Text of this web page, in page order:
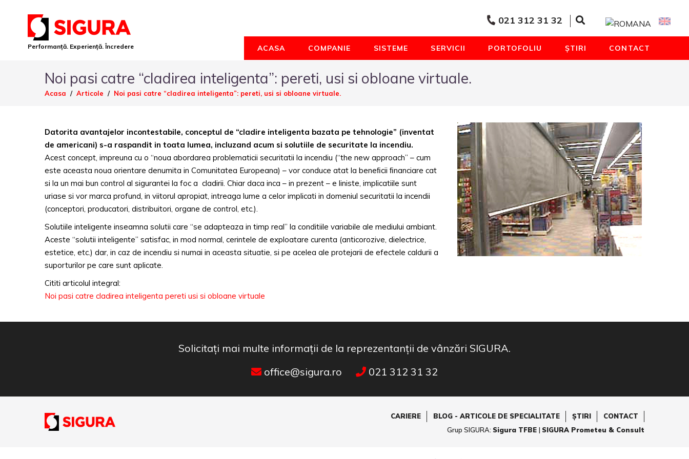
Performanță. Experiență. Încredere
021 312 31 32
ACASA COMPANIE SISTEME SERVICII PORTOFOLIU ȘTIRI CONTACT
Noi pasi catre “cladirea inteligenta”: pereti, usi si obloane virtuale.
Acasa Articole Noi pasi catre “cladirea inteligenta”: pereti, usi si obloane virtuale.
Datorita avantajelor incontestabile, conceptul de “cladire inteligenta bazata pe tehnologie” (inventat
de americani) s-a raspandit in toata lumea, incluzand acum si solutiile de securitate la incendiu.
Acest concept, impreuna cu o “noua abordarea problematicii securitatii la incendiu (“the new approach” – cum
este aceasta noua orientare denumita in Comunitatea Europeana) – vor conduce atat la beneﬁcii ﬁnanciare cat
si la un mai bun control al sigurantei la foc a cladirii. Chiar daca inca – in prezent – e liniste, implicatiile sunt
uriase si vor marca profund, in viitorul apropiat, intreaga lume a celor implicati in domeniul securitatii la incendii
(conceptori, producatori, distribuitori, organe de control, etc.).
Solutiile inteligente inseamna solutii care “se adapteaza in timp real” la conditiile variabile ale mediului ambiant.
Aceste “solutii inteligente” satisfac, in mod normal, cerintele de exploatare curenta (anticorozive, dielectrice,
estetice, etc.) dar, in caz de incendiu si numai in aceasta situatie, si pe acelea ale protejarii de efectele caldurii a
suporturilor pe care sunt aplicate.
Cititi articolul integral:
Noi pasi catre cladirea inteligenta pereti usi si obloane virtuale
Solicitați mai multe informații de la reprezentanții de vânzări SIGURA.
office@sigura.ro
021 312 31 32
CARIERE BLOG - ARTICOLE DE SPECIALITATE ȘTIRI
CONTACT
Grup SIGURA: Sigura TFBE | SIGURA Prometeu & Consult